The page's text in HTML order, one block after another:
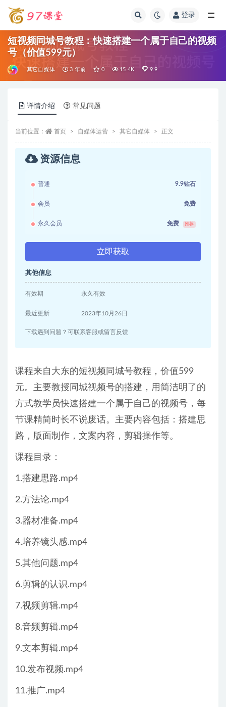
登录
短视频同城号教程：快速搭建一个属于自己的视频
号（价值599元）
其它自媒体 3 年前 0 15.4K 9.9
详情介绍 常见问题
当前位置： 首页 自媒体运营 其它自媒体 正文
资源信息
普通 9.9钻石
会员 免费
永久会员 免费 推荐
立即获取
其他信息
有效期 永久有效
最近更新 2023年10月26日
下载遇到问题？可联系客服或留言反馈
课程来自大东的短视频同城号教程，价值599
元。主要教授同城视频号的搭建，用简洁明了的
方式教学员快速搭建一个属于自己的视频号，每
节课精简时长不说废话。主要内容包括：搭建思
路，版面制作，文案内容，剪辑操作等。
课程目录：
1.搭建思路.mp4
2.方法论.mp4
3.器材准备.mp4
4.培养镜头感.mp4
5.其他问题.mp4
6.剪辑的认识.mp4
7.视频剪辑.mp4
8.音频剪辑.mp4
9.文本剪辑.mp4
10.发布视频.mp4
11.推广.mp4